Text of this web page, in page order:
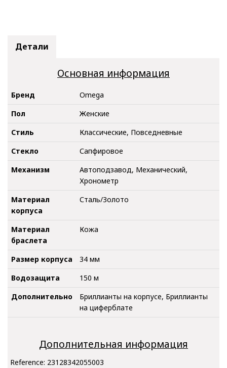
Детали
Основная информация
Бренд
Omega
Пол
Женские
Стиль
Классические, Повседневные
Стекло
Сапфировое
Механизм
Автоподзавод, Механический,
Хронометр
Материал
корпуса
Сталь/Золото
Материал
браслета
Кожа
Размер корпуса
34 мм
Водозащита
150 м
Дополнительно
Бриллианты на корпусе, Бриллианты
на циферблате
Дополнительная информация
Reference: 23128342055003